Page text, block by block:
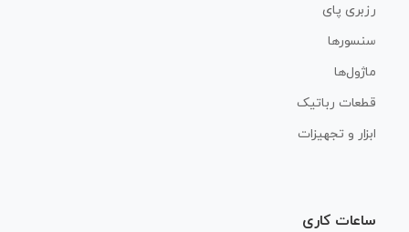
رزبری پای
سنسورها
ماژول‌ها
قطعات رباتیک
ابزار و تجهیزات
ساعات کاری